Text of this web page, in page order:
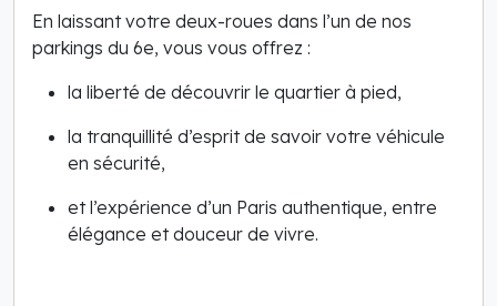
En laissant votre deux-roues dans l’un de nos
parkings du 6e, vous vous offrez :
la liberté de découvrir le quartier à pied,
la tranquillité d’esprit de savoir votre véhicule
en sécurité,
et l’expérience d’un Paris authentique, entre
élégance et douceur de vivre.